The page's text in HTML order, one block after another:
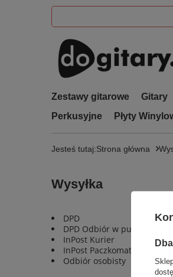
Zestawy gitarowe Gitary
Perkusyjne
Płyty
Jesteś tutaj:Strona główna
Wysyłka
DPD
DPD Odbiór w punkcie
InPost Kurier
InPost Paczkomat 24/7
Odbiór osobisty